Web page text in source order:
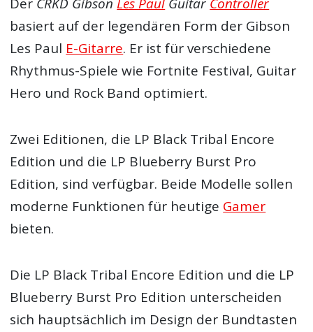
basiert auf der legendären Form der Gibson
Les Paul E-Gitarre. Er ist für verschiedene
Rhythmus-Spiele wie Fortnite Festival, Guitar
Hero und Rock Band optimiert.
Zwei Editionen, die LP Black Tribal Encore
Edition und die LP Blueberry Burst Pro
Edition, sind verfügbar. Beide Modelle sollen
moderne Funktionen für heutige Gamer
bieten.
Die LP Black Tribal Encore Edition und die LP
Blueberry Burst Pro Edition unterscheiden
sich hauptsächlich im Design der Bundtasten